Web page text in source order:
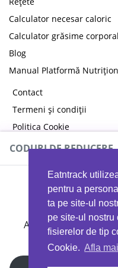
Eatntrack
pentru a
ta pe site-ul
pe site-ul
fisierelor de tip
Cookie. Afla
Calculator necesar caloric
Calculator grăsime
Blog
Manual Platformă
Contact
Termeni și condiții
Politica Cookie
Politica de confidențialitate
CODURI DE REDUCERE
Ai 40%reducere la